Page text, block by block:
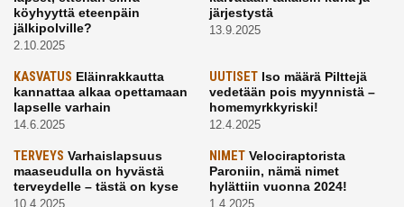
köyhyyttä eteenpäin
jälkipolville?
2.10.2025
järjestystä
13.9.2025
KASVATUS Eläinrakkautta
kannattaa alkaa opettamaan
lapselle varhain
14.6.2025
UUTISETIso määrä Pilttejä
vedetään pois myynnistä –
homemyrkkyriski!
12.4.2025
TERVEYS Varhaislapsuus
maaseudulla on hyvästä
terveydelle – tästä on kyse
10.4.2025
NIMETVelociraptorista
Paroniin, nämä nimet
hylättiin vuonna 2024!
1.4.2025